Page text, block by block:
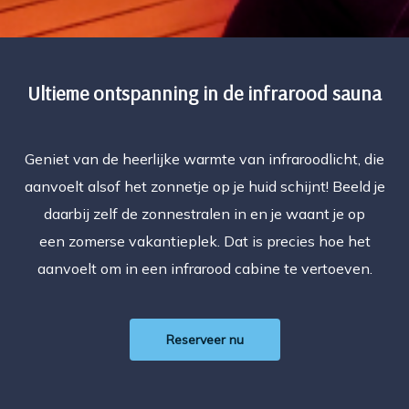
Ultieme ontspanning in de infrarood sauna
Geniet van de heerlijke warmte van infraroodlicht, die
aanvoelt alsof het zonnetje op je huid schijnt! Beeld je
daarbij zelf de zonnestralen in en je waant je op
een zomerse vakantieplek. Dat is precies hoe het
aanvoelt om in een infrarood cabine te vertoeven.
Reserveer nu
kan de
om
van
op